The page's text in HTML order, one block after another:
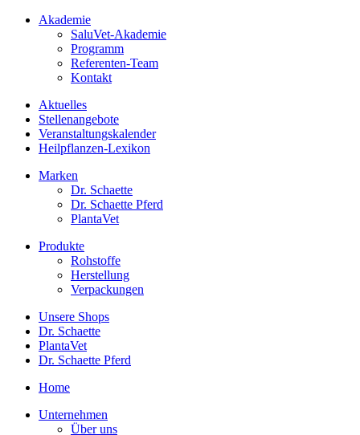
Akademie
SaluVet-Akademie
Programm
Referenten-Team
Kontakt
Aktuelles
Stellenangebote
Veranstaltungskalender
Heilpflanzen-Lexikon
Marken
Dr. Schaette
Dr. Schaette Pferd
PlantaVet
Produkte
Rohstoffe
Herstellung
Verpackungen
Unsere Shops
Dr. Schaette
PlantaVet
Dr. Schaette Pferd
Home
Unternehmen
Über uns